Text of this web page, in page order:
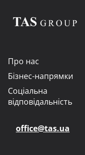
Про нас
Бізнес-напрямки
Соціальна
відповідальність
office@tas.ua